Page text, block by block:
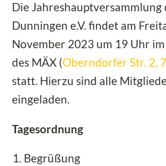
Die Jahreshauptversammlung
Dunningen e.V. findet am
November 2023 um 19 Uhr
des MÄX (Oberndorfer Str. 2,
statt. Hierzu sind alle
eingeladen.
Tagesordnung
Begrüßung